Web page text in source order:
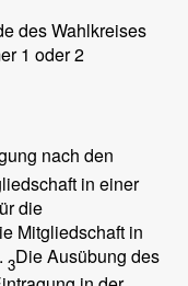
des Wahlkreises
1 oder 2
nach den
in einer
die
Mitgliedschaft in
3Die Ausübung des